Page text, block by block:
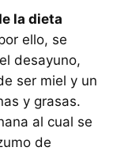
la dieta
ello, se
desayuno,
ser miel y un
y grasas.
al cual se
de